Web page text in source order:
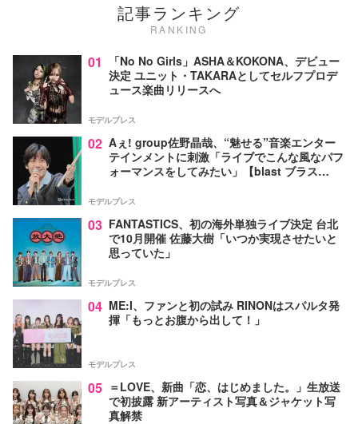
記事ランキング
RANKING
01
「No No Girls」ASHA＆KOKONA、デビュー
決定 ユニット・TAKARAとしてセルフプロデ
ュース楽曲リリースへ
モデルプレス
02 Aぇ! group佐野晶哉、“魅せる”音楽エンター
テインメントに刺激「ライブでこんな風なパフ
ォーマンスをしてみたい」【blast ブラス
モデルプレス
03 FANTASTICS、初の海外単独ライブ決定 台北
で10月開催 佐藤大樹「いつか実現させたいと
思っていた」
モデルプレス
04 ME:I、ファンと初の試み RINONはスパルタ発
揮「もっとお腹から出して！」
モデルプレス
05 ＝LOVE、新曲「恋、はじめました。」生放送
で初披露 新アーティスト写真＆ジャケット写
真解禁